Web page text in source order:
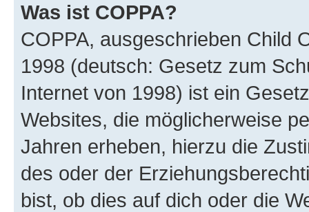
Was ist COPPA?
COPPA, ausgeschrieben Child
1998 (deutsch: Gesetz zum
Internet von 1998) ist ein
Websites, die möglicherweise
Jahren erheben, hierzu die
des oder der
bist, ob dies auf dich oder die